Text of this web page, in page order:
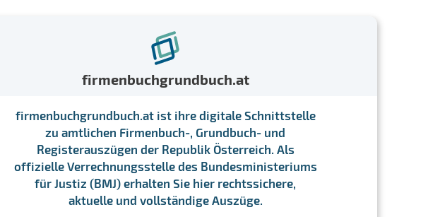
firmenbuchgrundbuch.at
firmenbuchgrundbuch.at ist ihre digitale Schnittstelle
zu amtlichen Firmenbuch-, Grundbuch- und
Registerauszügen der Republik Österreich. Als
offizielle Verrechnungsstelle des Bundesministeriums
für Justiz (BMJ) erhalten Sie hier rechtssichere,
aktuelle und vollständige Auszüge.